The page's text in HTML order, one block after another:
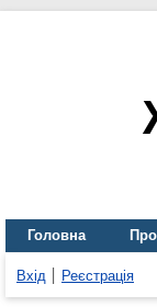
Головна
Вхід Реєстрація